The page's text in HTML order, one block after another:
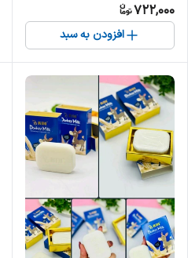
722,000
افزودن به سبد